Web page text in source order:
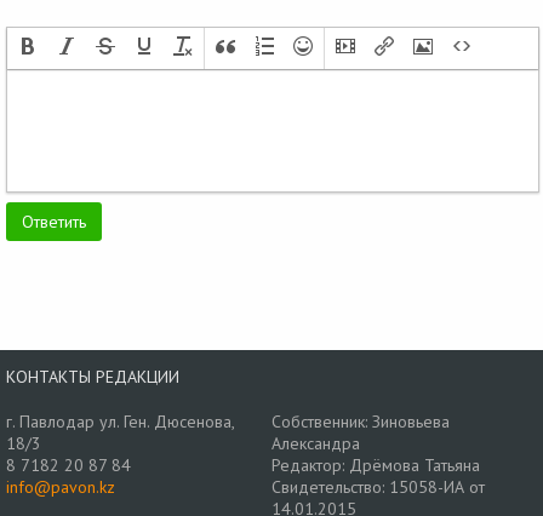
КОНТАКТЫ РЕДАКЦИИ
г. Павлодар ул. Ген. Дюсенова,
18/3
8 7182 20 87 84
info@pavon.kz
Собственник: Зиновьева
Александра
Редактор: Дрёмова Татьяна
Свидетельство: 15058-ИА от
14.01.2015